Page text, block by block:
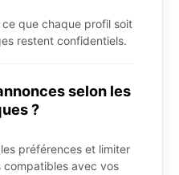
que chaque profil soit
restent confidentiels.
selon les
?
préférences et limiter
compatibles avec vos